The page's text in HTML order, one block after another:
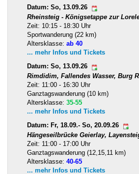
Datum: So, 13.09.26
Rheinsteig - Königsetappe zur
Zeit: 10:15 - 18:30 Uhr
Sportwanderung (22 km)
Altersklasse: ab 40
... mehr Infos und Tickets
Datum: So, 13.09.26
Rimdidim, Fallendes Wasser, Burg
Zeit: 11:00 - 16:30 Uhr
Ganztagswanderung (10 km)
Altersklasse: 35-55
... mehr Infos und Tickets
Datum: Fr, 18.09.- So, 20.09.26
Hängeseilbrücke Geierlay,
Zeit: 11:00 - 17:00 Uhr
Ganztagswanderung (12,15,11 km)
Altersklasse: 40-65
... mehr Infos und Tickets